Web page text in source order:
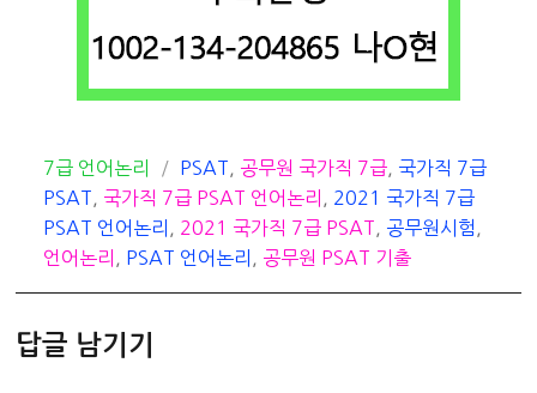
카
테
고
리
7급 언어논리
태
그
PSAT 공무원 국가직 7급, 국가직 7급
PSAT
국가직 7급 PSAT 언어논리
2021 국가직 7급
PSAT 언어논리
2021 국가직 7급 PSAT 공무원시험
언어논리
PSAT 언어논리 공무원 PSAT 기출
답글 남기기